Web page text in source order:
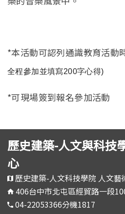
*本活動可認列通識教育活動
全程參加並填寫200字心得)
*可現場簽到報名參加活動
歷史建築-人文與科技
心
歷史建築-人文科技學院 人文藝
406台中市北屯區經貿路一段
04-22053366分機1817